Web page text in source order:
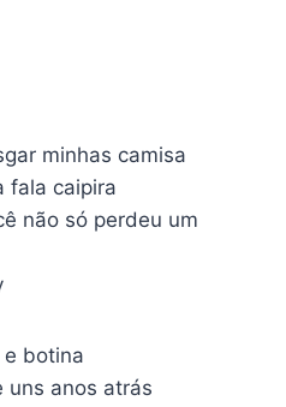
minhas camisa
fala caipira
não só perdeu um
e botina
uns anos atrás